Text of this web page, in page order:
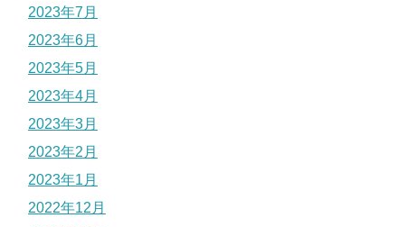
2023年7月
2023年6月
2023年5月
2023年4月
2023年3月
2023年2月
2023年1月
2022年12月